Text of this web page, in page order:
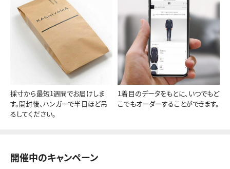
採寸から最短1週間でお届けしま
す。開封後、ハンガーで半日ほど吊
るしてください。
1着目のデータをもとに、いつでもど
こでもオーダーすることができます。
開催中のキャンペーン